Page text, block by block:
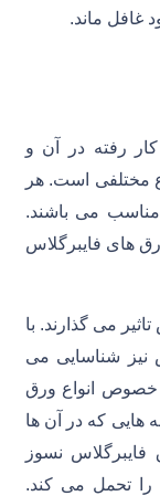
غافل ماند.
رفته در آن و
مختلفی است. هر
مناسب می باشند.
های فایبرگلاس
می گذارند. با
نیز شناسایی می
خصوص انواع ورق
هایی که در آن ها
فایبرگلاس نسوز
این ورق تا دمای 210 درجه را تحمل می کند.